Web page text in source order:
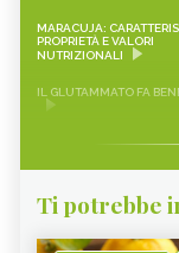
MARACUJA:
PROPRIETÀ E VALORI
NUTRIZIONALI
IL GLUTAMMATO FA
FRAGOLINE DI BOSCO
RICETTE
LEMON SNACK,
RAPA ROSSA
Ti potrebbe